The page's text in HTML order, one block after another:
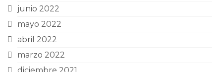
junio 2022
mayo 2022
abril 2022
marzo 2022